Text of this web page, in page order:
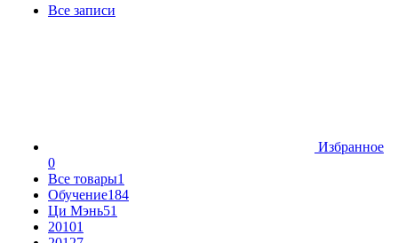
Все записи
Избранное
0
Все товары1
Обучение184
Ци Мэнь51
20101